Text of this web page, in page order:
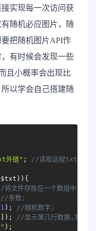
实现每一次访问获
随机必应图片，随
把随机图片API作
有时候会发现一些
且小概率会出现比
以学会自己搭建随
外链" ;
//读取远程txt;
$txt ) ) {
将文件存放在一个数组中;
//条数;
1 ) ;
//随机数字;
) ;
//显示第几行数据,并去
" ) ;